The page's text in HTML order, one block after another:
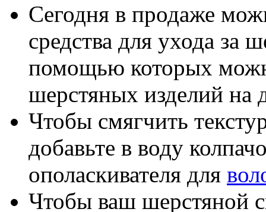
Сегодня в продаже
средства для ухода за
помощью которых
шерстяных изделий на
Чтобы смягчить
добавьте в воду
ополаскивателя для
Чтобы ваш шерстяной